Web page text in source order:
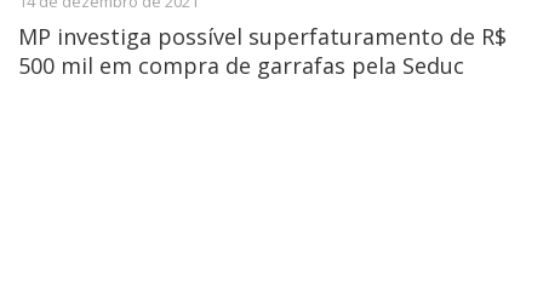
MP investiga possível superfaturamento de R$
500 mil em compra de garrafas pela Seduc